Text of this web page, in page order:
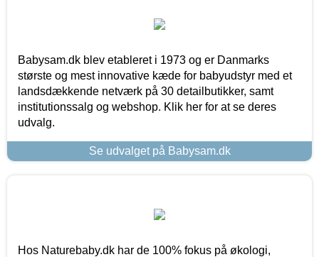
Babysam.dk blev etableret i 1973 og er Danmarks
største og mest innovative kæde for babyudstyr med et
landsdækkende netværk på 30 detailbutikker, samt
institutionssalg og webshop. Klik her for at se deres
udvalg.
Se udvalget på Babysam.dk
Hos Naturebaby.dk har de 100% fokus på økologi,